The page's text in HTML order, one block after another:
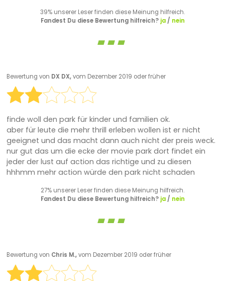
39% unserer Leser finden diese Meinung hilfreich.
Fandest Du diese Bewertung hilfreich? ja/ nein
Bewertung von DX DX,vom Dezember 2019 oder früher
finde woll den park für kinder und familien ok.
aber für leute die mehr thrill erleben wollen ist er nicht
geeignet und das macht dann auch nicht der preis weck.
nur gut das um die ecke der movie park dort findet ein
jeder der lust auf action das richtige und zu diesen
hhhmm mehr action würde den park nicht schaden
27% unserer Leser finden diese Meinung hilfreich.
Fandest Du diese Bewertung hilfreich? ja/ nein
Bewertung von Chris M.,vom Dezember 2019 oder früher